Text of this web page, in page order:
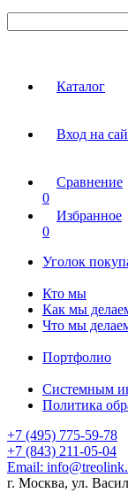
Каталог
Вход на
Сравнение
0
Избранное
0
Уголок
Кто мы
Как мы
Что мы
Портфолио
Системным
Политика
+7 (495) 775-59-78
+7 (843) 211-05-04
Email:
г. Москва, ул.